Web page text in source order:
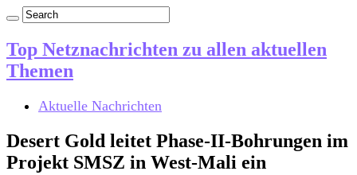
Top Netznachrichten zu allen aktuellen
Themen
Aktuelle Nachrichten
Desert Gold leitet Phase-II-Bohrungen im
Projekt SMSZ in West-Mali ein